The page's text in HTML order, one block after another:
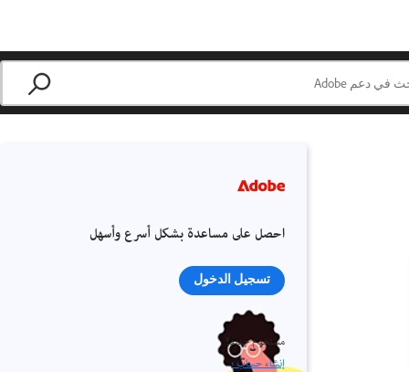
احصل على مساعدة بشكل أسرع وأسهل
تسجيل الدخول
مستخدم جديد؟
إنشاء حساب ›